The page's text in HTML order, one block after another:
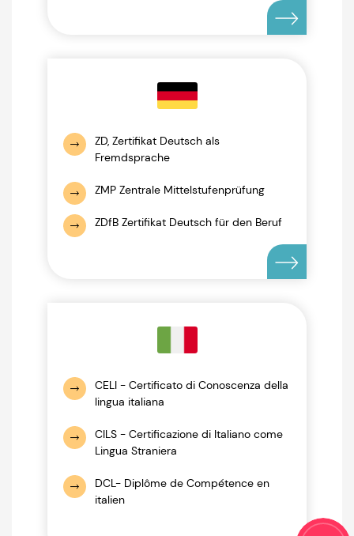
ZD, Zertifikat Deutsch als
Fremdsprache
ZMP Zentrale Mittelstufenprüfung
ZDfB Zertifikat Deutsch für den Beruf
CELI - Certificato di Conoscenza della
lingua italiana
CILS - Certificazione di Italiano come
Lingua Straniera
DCL- Diplôme de Compétence en
italien